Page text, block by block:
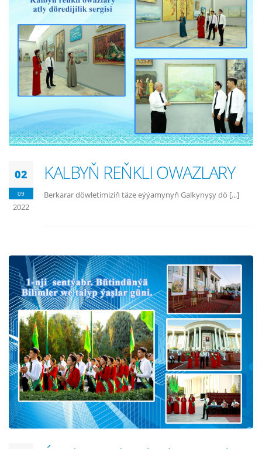
02
09
2022
KALBYŇ REŇKLI OWAZLARY
Berkarar döwletimiziň täze eýýamynyň Galkynyşy dö [...]